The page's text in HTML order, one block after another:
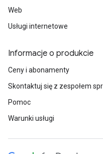
Web
Usługi internetowe
Informacje o produkcie
Ceny i abonamenty
Skontaktuj się z zespołem
Pomoc
Warunki usługi